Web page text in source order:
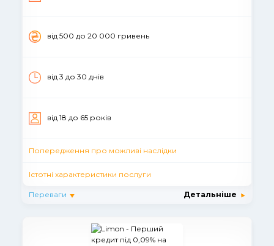
вiд 500 до 20 000 гривень
від 3 до 30 днів
вiд 18 до 65 рокiв
Попередження про можливі наслідки
Істотні характеристики послуги
Переваги Детальніше